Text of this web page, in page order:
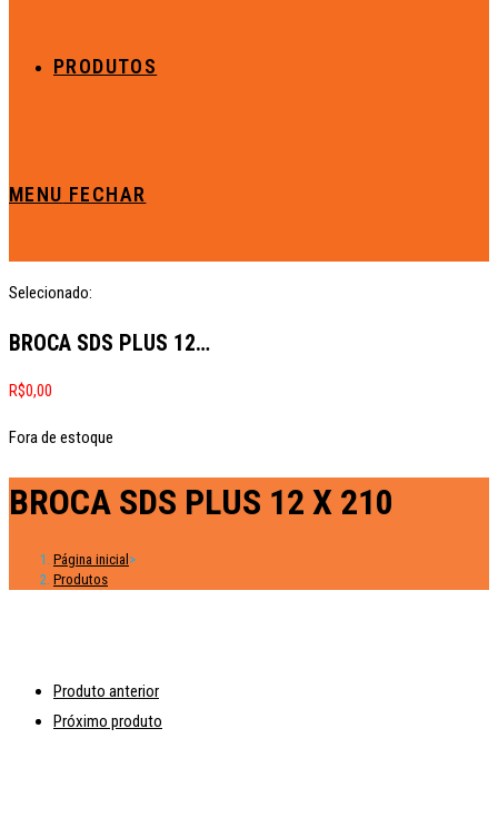
PRODUTOS
MENU FECHAR
Selecionado:
BROCA SDS PLUS 12…
R$0,00
Fora de estoque
BROCA SDS PLUS 12 X 210
Página inicial >
Produtos
Produto anterior
Próximo produto